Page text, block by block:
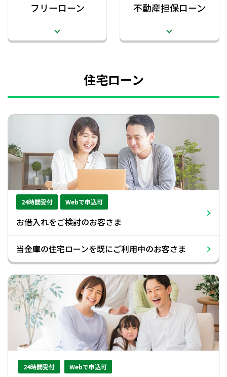
フリーローン 不動産担保ローン
住宅ローン
24時間受付 Webで申込可
お借入れをご検討のお客さま
当金庫の住宅ローンを既にご利用中のお客さま
24時間受付 Webで申込可